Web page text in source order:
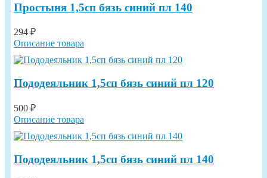
Простыня 1,5сп бязь синий пл 140
294 ₽
Описание товара
Пододеяльник 1,5сп бязь синий пл 120
500 ₽
Описание товара
Пододеяльник 1,5сп бязь синий пл 140